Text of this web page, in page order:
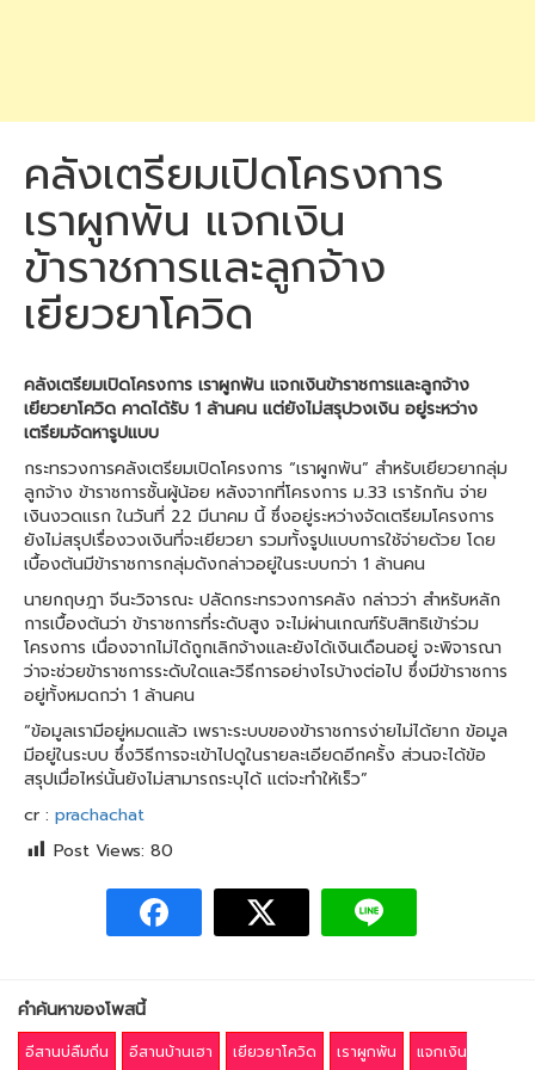
คลังเตรียมเปิดโครงการ
เราผูกพัน แจกเงิน
ข้าราชการและลูกจ้าง
เยียวยาโควิด
คลังเตรียมเปิดโครงการ เราผูกพัน แจกเงินข้าราชการและลูกจ้าง
เยียวยาโควิด คาดได้รับ 1 ล้านคน แต่ยังไม่สรุปวงเงิน อยู่ระหว่าง
เตรียมจัดหารูปแบบ
กระทรวงการคลังเตรียมเปิดโครงการ “เราผูกพัน” สำหรับเยียวยากลุ่ม
ลูกจ้าง ข้าราชการชั้นผู้น้อย หลังจากที่โครงการ ม.33 เรารักกัน จ่าย
เงินงวดแรก ในวันที่ 22 มีนาคม นี้ ซึ่งอยู่ระหว่างจัดเตรียมโครงการ
ยังไม่สรุปเรื่องวงเงินที่จะเยียวยา รวมทั้งรูปแบบการใช้จ่ายด้วย โดย
เบื้องต้นมีข้าราชการกลุ่มดังกล่าวอยู่ในระบบกว่า 1 ล้านคน
นายกฤษฎา จีนะวิจารณะ ปลัดกระทรวงการคลัง กล่าวว่า สำหรับหลัก
การเบื้องต้นว่า ข้าราชการที่ระดับสูง จะไม่ผ่านเกณฑ์รับสิทธิเข้าร่วม
โครงการ เนื่องจากไม่ได้ถูกเลิกจ้างและยังได้เงินเดือนอยู่ จะพิจารณา
ว่าจะช่วยข้าราชการระดับใดและวิธีการอย่างไรบ้างต่อไป ซึ่งมีข้าราชการ
อยู่ทั้งหมดกว่า 1 ล้านคน
“ข้อมูลเรามีอยู่หมดแล้ว เพราะระบบของข้าราชการง่ายไม่ได้ยาก ข้อมูล
มีอยู่ในระบบ ซึ่งวิธีการจะเข้าไปดูในรายละเอียดอีกครั้ง ส่วนจะได้ข้อ
สรุปเมื่อไหร่นั้นยังไม่สามารถระบุได้ แต่จะทำให้เร็ว”
cr : prachachat
Post Views: 80
คำค้นหาของโพสนี้
อีสานบ่ลืมถิ่น อีสานบ้านเฮา เยียวยาโควิด เราผูกพัน
แจกเงิน